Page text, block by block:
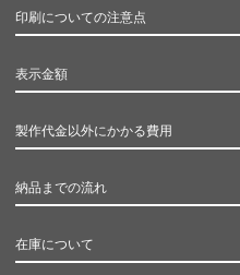
印刷についての注意点
表示金額
製作代金以外にかかる費用
納品までの流れ
在庫について